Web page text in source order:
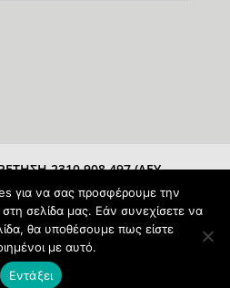
2310 908 497 (ΔΕΥ-
15:00)
για να σας προσφέρουμε την
σελίδα μας. Εάν συνεχίσετε να
θα υποθέσουμε πως είστε
με αυτό.
Εντάξει